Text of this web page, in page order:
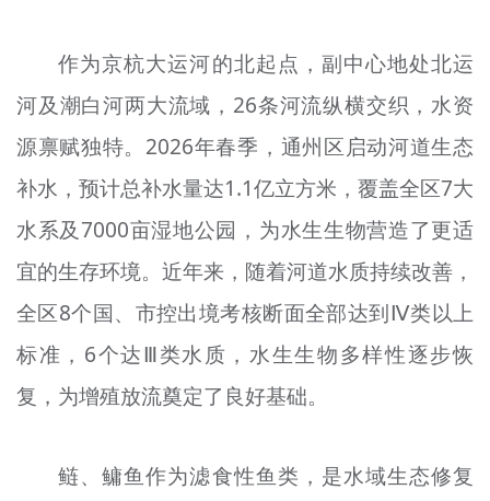
作为京杭大运河的北起点，副中心地处北运
河及潮白河两大流域，26条河流纵横交织，水资
源禀赋独特。2026年春季，通州区启动河道生态
补水，预计总补水量达1.1亿立方米，覆盖全区7大
水系及7000亩湿地公园，为水生生物营造了更适
宜的生存环境。近年来，随着河道水质持续改善，
全区8个国、市控出境考核断面全部达到Ⅳ类以上
标准，6个达Ⅲ类水质，水生生物多样性逐步恢
复，为增殖放流奠定了良好基础。
鲢、鳙鱼作为滤食性鱼类，是水域生态修复